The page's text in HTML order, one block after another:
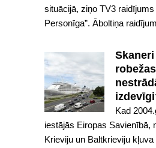
situācijā, ziņo TV3 raidījums
Personīga”. Āboltiņa
Kad
iestājās Eiropas Savienībā,
Krieviju un Baltkrieviju